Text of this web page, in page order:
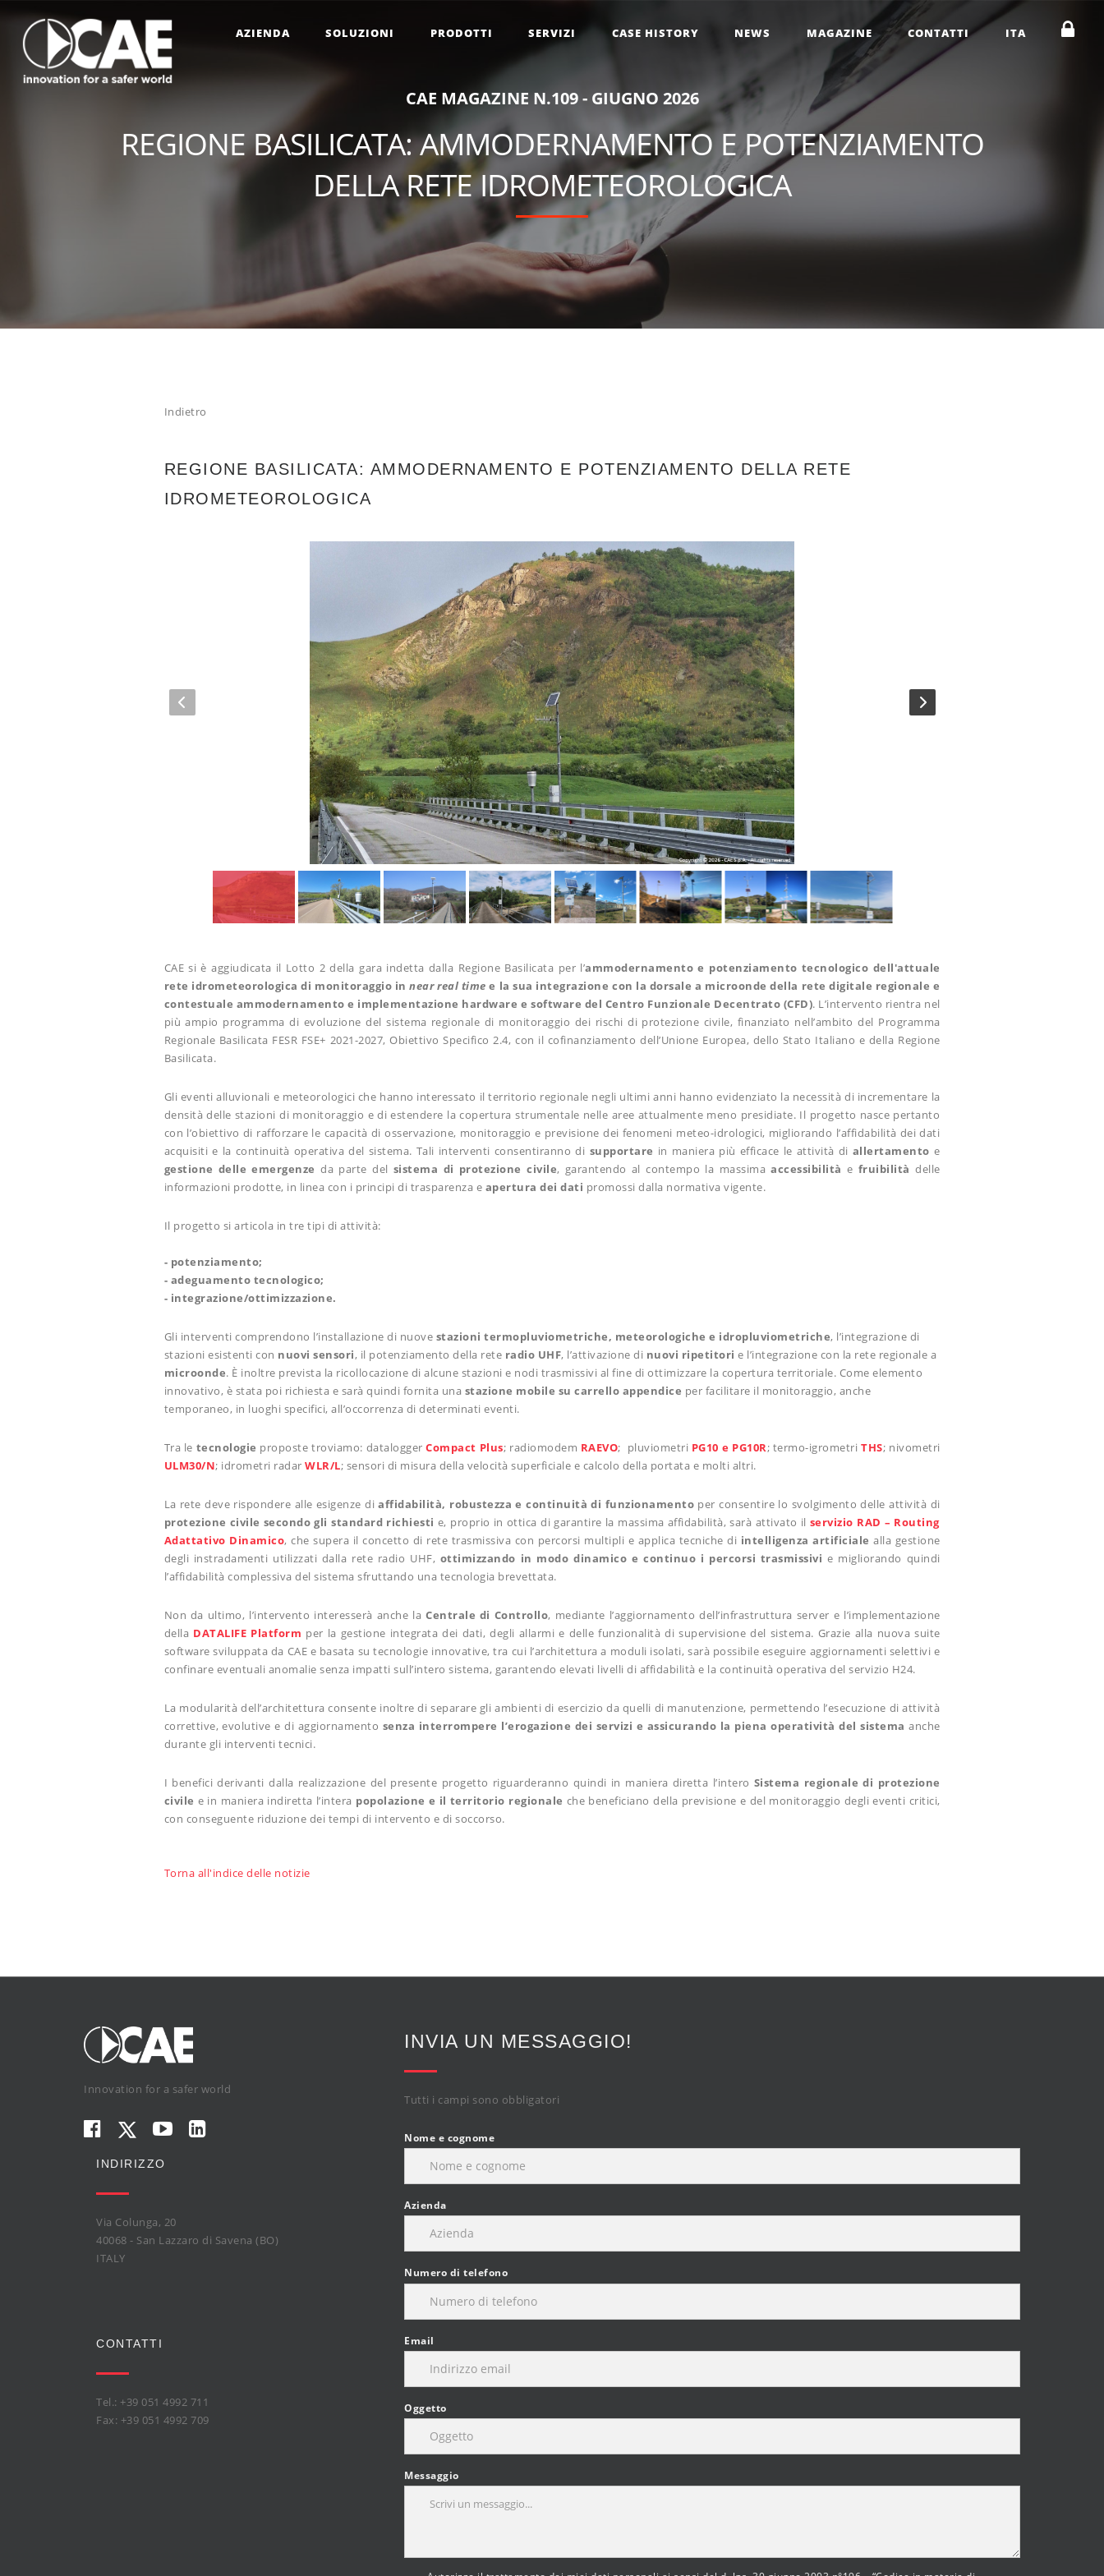
AZIENDA SOLUZIONI PRODOTTI SERVIZI CASE HISTORY NEWS MAGAZINE CONTATTI ITA
CAE MAGAZINE N.109- GIUGNO 2026
REGIONE BASILICATA: AMMODERNAMENTO E POTENZIAMENTO
DELLA RETE IDROMETEOROLOGICA
Indietro
REGIONE BASILICATA: AMMODERNAMENTO E POTENZIAMENTO DELLA RETE
IDROMETEOROLOGICA
CAE si è aggiudicata il Lotto 2 della gara indetta dalla Regione Basilicata per l’ammodernamento e potenziamento tecnologico dell'attuale
rete idrometeorologica di monitoraggio innear real time e la sua integrazione con la dorsale a microonde della rete digitale regionale e
contestuale ammodernamento e implementazione hardware e software del Centro Funzionale Decentrato (CFD). L’intervento rientra nel
più ampio programma di evoluzione del sistema regionale di monitoraggio dei rischi di protezione civile, finanziato nell’ambito del Programma
Regionale Basilicata FESR FSE+ 2021-2027, Obiettivo Specifico 2.4, con il cofinanziamento dell’Unione Europea, dello Stato Italiano e della Regione
Basilicata.
Gli eventi alluvionali e meteorologici che hanno interessato il territorio regionale negli ultimi anni hanno evidenziato la necessità di incrementare la
densità delle stazioni di monitoraggio e di estendere la copertura strumentale nelle aree attualmente meno presidiate. Il progetto nasce pertanto
con l’obiettivo di rafforzare le capacità di osservazione, monitoraggio e previsione dei fenomeni meteo-idrologici, migliorando l’affidabilità dei dati
acquisiti e la continuità operativa del sistema. Tali interventi consentiranno di supportare in maniera più efficace le attività di allertamento e
gestione delle emergenze da parte del sistema di protezione civile, garantendo al contempo la massimaaccessibilità e fruibilità delle
informazioni prodotte, in linea con i principi di trasparenza e apertura dei dati promossi dalla normativa vigente.
Il progetto si articola in tre tipi di attività:
- potenziamento;
- adeguamento tecnologico;
- integrazione/ottimizzazione.
Gli interventi comprendono l’installazione di nuove stazioni termopluviometriche, meteorologiche e idropluviometriche, l’integrazione di
stazioni esistenti con nuovi sensori, il potenziamento della rete radio UHF, l’attivazione di nuovi ripetitori e l’integrazione con la rete regionale a
microonde. È inoltre prevista la ricollocazione di alcune stazioni e nodi trasmissivi al fine di ottimizzare la copertura territoriale. Come elemento
innovativo, è stata poi richiesta e sarà quindi fornita una stazione mobile su carrello appendice per facilitare il monitoraggio, anche
temporaneo, in luoghi specifici, all’occorrenza di determinati eventi.
Tra le tecnologie proposte troviamo: dataloggerCompact Plus; radiomodem RAEVO; pluviometri PG10 e PG10R; termo-igrometriTHS; nivometri
ULM30/N; idrometri radar WLR/L; sensori di misura della velocità superficiale e calcolo della portata e molti altri.
La rete deve rispondere alle esigenze diaffidabilità, robustezza e continuità di funzionamento per consentire lo svolgimento delle attività di
protezione civile secondo gli standard richiesti e, proprio in ottica di garantire la massima affidabilità, sarà attivato il servizio RAD – Routing
Adattativo Dinamico, che supera il concetto di rete trasmissiva con percorsi multipli e applica tecniche di intelligenza artificiale alla gestione
degli instradamenti utilizzati dalla rete radio UHF, ottimizzando in modo dinamico e continuo i percorsi trasmissivi e migliorando quindi
l’affidabilità complessiva del sistema sfruttando una tecnologia brevettata.
Non da ultimo, l’intervento interesserà anche laCentrale di Controllo, mediante l’aggiornamento dell’infrastruttura server e l’implementazione
della DATALIFE Platform per la gestione integrata dei dati, degli allarmi e delle funzionalità di supervisione del sistema. Grazie alla nuova suite
software sviluppata da CAE e basata su tecnologie innovative, tra cui l’architettura a moduli isolati, sarà possibile eseguire aggiornamenti selettivi e
confinare eventuali anomalie senza impatti sull’intero sistema, garantendo elevati livelli di affidabilità e la continuità operativa del servizio H24.
La modularità dell’architettura consente inoltre di separare gli ambienti di esercizio da quelli di manutenzione, permettendo l’esecuzione di attività
correttive, evolutive e di aggiornamento senza interrompere l’erogazione dei servizi e assicurando la piena operatività del sistema anche
durante gli interventi tecnici.
I benefici derivanti dalla realizzazione del presente progetto riguarderanno quindi in maniera diretta l’intero Sistema regionale di protezione
civile e in maniera indiretta l’intera popolazione e il territorio regionale che beneficiano della previsione e del monitoraggio degli eventi critici,
con conseguente riduzione dei tempi di intervento e di soccorso.
Torna all'indice delle notizie
Innovation for a safer world
INDIRIZZO
Via Colunga, 20
40068 - San Lazzaro di Savena (BO)
ITALY
CONTATTI
Tel.: +39 051 4992 711
Fax: +39 051 4992 709
INVIA UN MESSAGGIO!
Tutti i campi sono obbligatori
Nome e cognome
Azienda
Numero di telefono
Email
Oggetto
Messaggio